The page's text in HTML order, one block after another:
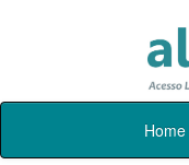
Skip
Home